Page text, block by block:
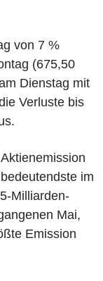
von 7 %
(675,50
Dienstag mit
Verluste bis
im
Milliarden-
Mai,
Emission